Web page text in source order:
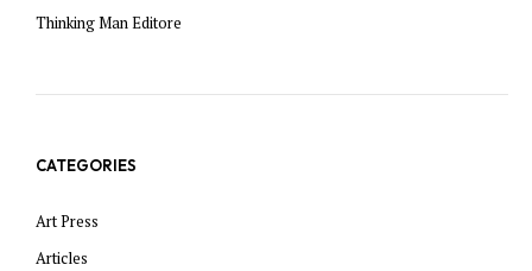
Thinking Man Editore
CATEGORIES
Art Press
Articles